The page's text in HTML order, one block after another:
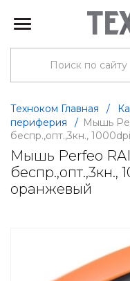
Техноком Главная /
периферия
/ Мышь
беспр.,опт.,3кн.,
Мышь Perfeo
беспр.,опт.,3кн.,
оранжевый